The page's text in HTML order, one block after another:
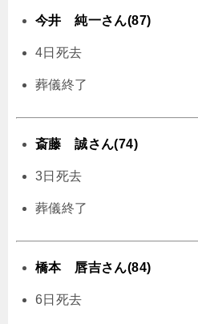
今井 純一さん(87)
4日死去
葬儀終了
斎藤 誠さん(74)
3日死去
葬儀終了
橋本 唇吉さん(84)
6日死去